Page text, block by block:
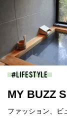
LIFESTYLE
MY BUZZ
ファッション、ビ